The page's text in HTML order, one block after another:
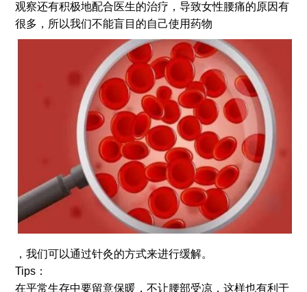
观察还有积极地配合医生的治疗，导致女性腰痛的原因有
很多，所以我们不能盲目的自己使用药物
，我们可以通过针灸的方式来进行缓解。
Tips：
在平常生存中要留意保暖，不让腰部受凉，这样也有利于